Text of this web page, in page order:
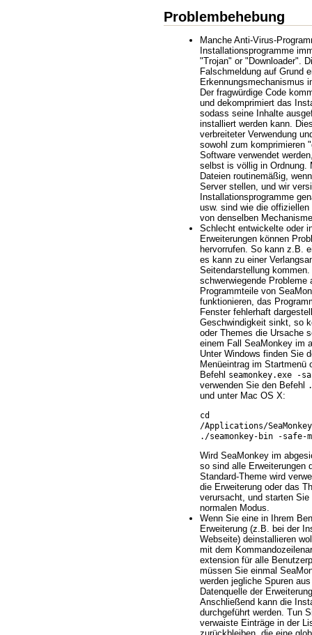
Problembehebung
Manche Anti-Virus-
Installationsprogramme
"Trojan" or "Downloader".
Falschmeldung auf Grund
Erkennungsmechanismus
Der fragwürdige Code
und dekomprimiert das
sodass seine Inhalte
installiert werden kann.
verbreiteter Verwendung
sowohl zum komprimieren
Software verwendet
selbst is völlig in Ordnung.
Dateien routinemäßig,
Server stellen, und wir
Installationsprogramme
usw. sind wie die
von denselben
Schlecht entwickelte oder
Erweiterungen können
hervorrufen. So kann z.B.
es kann zu einer
Seitendarstellung
schwerwiegende
Programmteile von
funktionieren, das
Fenster fehlerhaft
Geschwindigkeit sinkt, so
oder Themes die Ursache
einem Fall SeaMonkey im
Unter Windows finden Sie
Menüeintrag im Startmenü
Befehl seamonkey.exe -
verwenden Sie den Befehl
und unter Mac OS X:
cd
/Applications/
./seamonkey-bin -safe-
Wird SeaMonkey im
so sind alle Erweiterungen
Standard-Theme wird
die Erweiterung oder das
verursacht, und starten
normalen Modus.
Wenn Sie eine in Ihrem
Erweiterung (z.B. bei der
Webseite) deinstallieren
mit dem
extension für alle
müssen Sie einmal
werden jegliche Spuren
Datenquelle der
Anschließend kann die
durchgeführt werden. Tun
verwaiste Einträge in der